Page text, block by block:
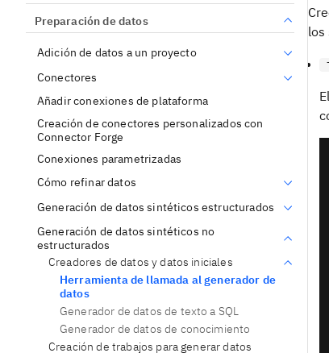
Preparación de datos
Adición de datos a un proyecto
Conectores
Añadir conexiones de plataforma
Creación de conectores personalizados con
Connector Forge
Conexiones parametrizadas
Cómo refinar datos
Generación de datos sintéticos estructurados
Generación de datos sintéticos no
estructurados
Creadores de datos y datos iniciales
Herramienta de llamada al generador de
datos
Generador de datos de texto a SQL
Generador de datos de conocimiento
Creación de trabajos para generar datos
los